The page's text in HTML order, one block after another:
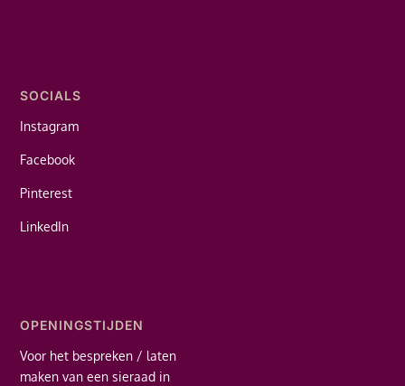
SOCIALS
Instagram
Facebook
Pinterest
LinkedIn
OPENINGSTIJDEN
Voor het bespreken / laten
maken van een sieraad in